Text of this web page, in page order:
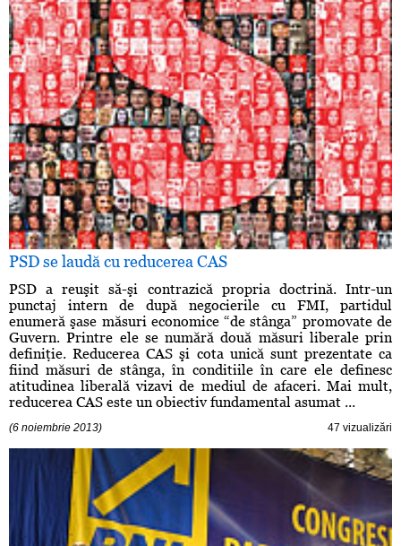
PSD se laudă cu reducerea CAS
PSD a reuşit să-şi contrazică propria doctrină. Intr-un
punctaj intern de după negocierile cu FMI, partidul
enumeră şase măsuri economice “de stânga” promovate de
Guvern. Printre ele se numără două măsuri liberale prin
definiţie. Reducerea CAS şi cota unică sunt prezentate ca
fiind măsuri de stânga, în conditiile în care ele definesc
atitudinea liberală vizavi de mediul de afaceri. Mai mult,
reducerea CAS este un obiectiv fundamental asumat ...
(6 noiembrie 2013) 47 vizualizări